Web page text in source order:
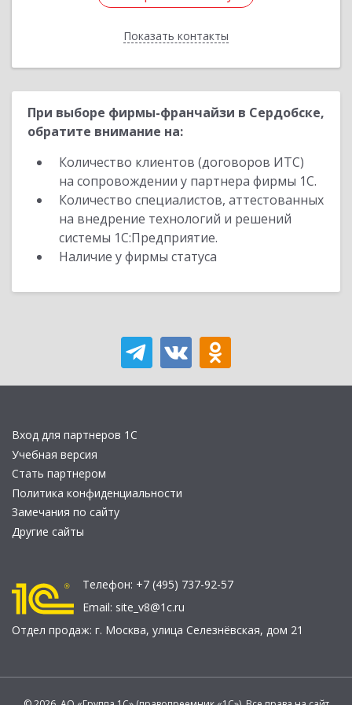
Показать контакты
Назад
При выборе фирмы-франчайзи в Сердобске,
обратите внимание на:
Количество клиентов (договоров ИТС)
на сопровождении у партнера фирмы 1С.
Количество специалистов, аттестованных
на внедрение технологий и решений
системы 1С:Предприятие.
Наличие у фирмы статуса
Вход для партнеров 1С
Учебная версия
Стать партнером
Политика конфиденциальности
Замечания по сайту
Другие сайты
Телефон: +7 (495) 737-92-57
Email: site_v8@1c.ru
Отдел продаж: г. Москва, улица Селезнёвская, дом 21